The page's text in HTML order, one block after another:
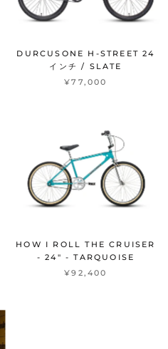
DURCUSONE H-STREET 24
インチ / SLATE
¥77,000
HOW I ROLL THE CRUISER
- 24" - TARQUOISE
¥92,400